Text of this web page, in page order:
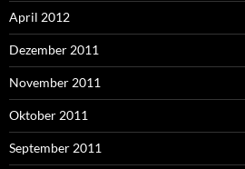
April 2012
Dezember 2011
November 2011
Oktober 2011
September 2011